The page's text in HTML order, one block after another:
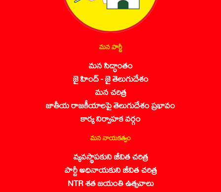
మన పార్టీ
మన సిద్ధాంతం
జై హింద్ - జై తెలుగుదేశం
మన చరిత్ర
జాతీయ రాజకీయాలపై తెలుగుదేశం ప్రభావం
కార్య నిర్వాహక వర్గం
మన నాయకత్వం
వ్యవస్థాపకుని జీవిత చరిత్ర
పార్టీ అధినాయకుని జీవిత చరిత్ర
NTR శత జయంతి ఉత్సవాలు